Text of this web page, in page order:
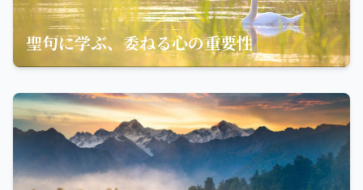
聖句に学ぶ、委ねる心の重要性